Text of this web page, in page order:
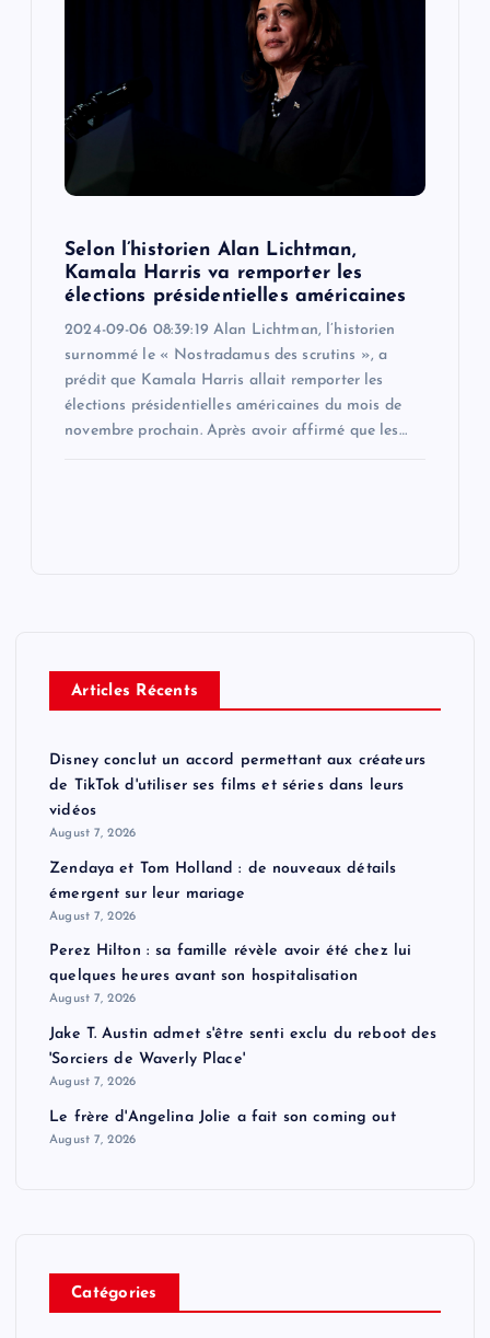
Selon l’historien Alan Lichtman,
Kamala Harris va remporter les
élections présidentielles américaines
2024-09-06 08:39:19 Alan Lichtman, l’historien
surnommé le « Nostradamus des scrutins », a
prédit que Kamala Harris allait remporter les
élections présidentielles américaines du mois de
novembre prochain. Après avoir affirmé que les…
Articles Récents
Disney conclut un accord permettant aux créateurs
de TikTok d'utiliser ses films et séries dans leurs
vidéos
August 7, 2026
Zendaya et Tom Holland : de nouveaux détails
émergent sur leur mariage
August 7, 2026
Perez Hilton : sa famille révèle avoir été chez lui
quelques heures avant son hospitalisation
August 7, 2026
Jake T. Austin admet s'être senti exclu du reboot des
'Sorciers de Waverly Place'
August 7, 2026
Le frère d'Angelina Jolie a fait son coming out
August 7, 2026
Catégories